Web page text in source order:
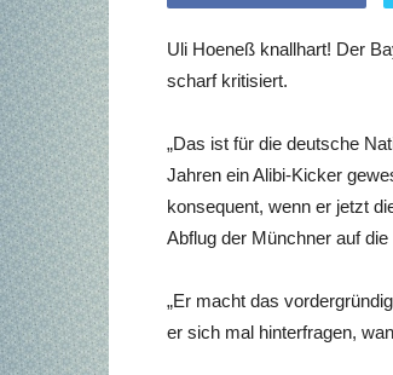
Uli Hoeneß knallhart! Der
scharf kritisiert.
„Das ist für die deutsche
Jahren ein Alibi-Kicker
konsequent, wenn er jetzt
Abflug der Münchner auf
„Er macht das
er sich mal hinterfragen,